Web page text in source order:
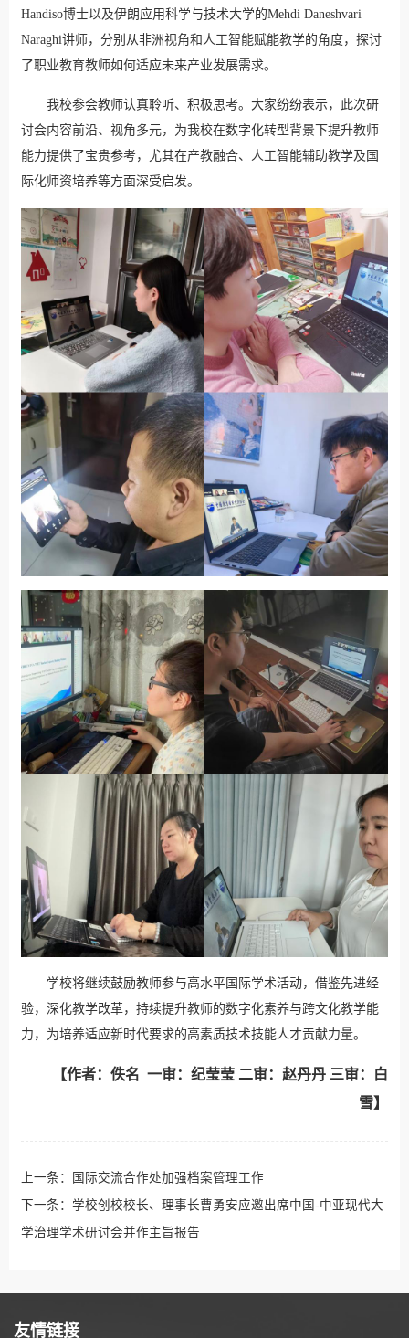
Handiso博士以及伊朗应用科学与技术大学的Mehdi Daneshvari
Naraghi讲师，分别从非洲视角和人工智能赋能教学的角度，探讨
了职业教育教师如何适应未来产业发展需求。
我校参会教师认真聆听、积极思考。大家纷纷表示，此次研
讨会内容前沿、视角多元，为我校在数字化转型背景下提升教师
能力提供了宝贵参考，尤其在产教融合、人工智能辅助教学及国
际化师资培养等方面深受启发。
学校将继续鼓励教师参与高水平国际学术活动，借鉴先进经
验，深化教学改革，持续提升教师的数字化素养与跨文化教学能
力，为培养适应新时代要求的高素质技术技能人才贡献力量。
【作者：佚名 一审：纪莹莹 二审：赵丹丹 三审：白
雪】
上一条：
国际交流合作处加强档案管理工作
下一条： 学校创校校长、理事长曹勇安应邀出席中国-中亚现代大
学治理学术研讨会并作主旨报告
友情链接